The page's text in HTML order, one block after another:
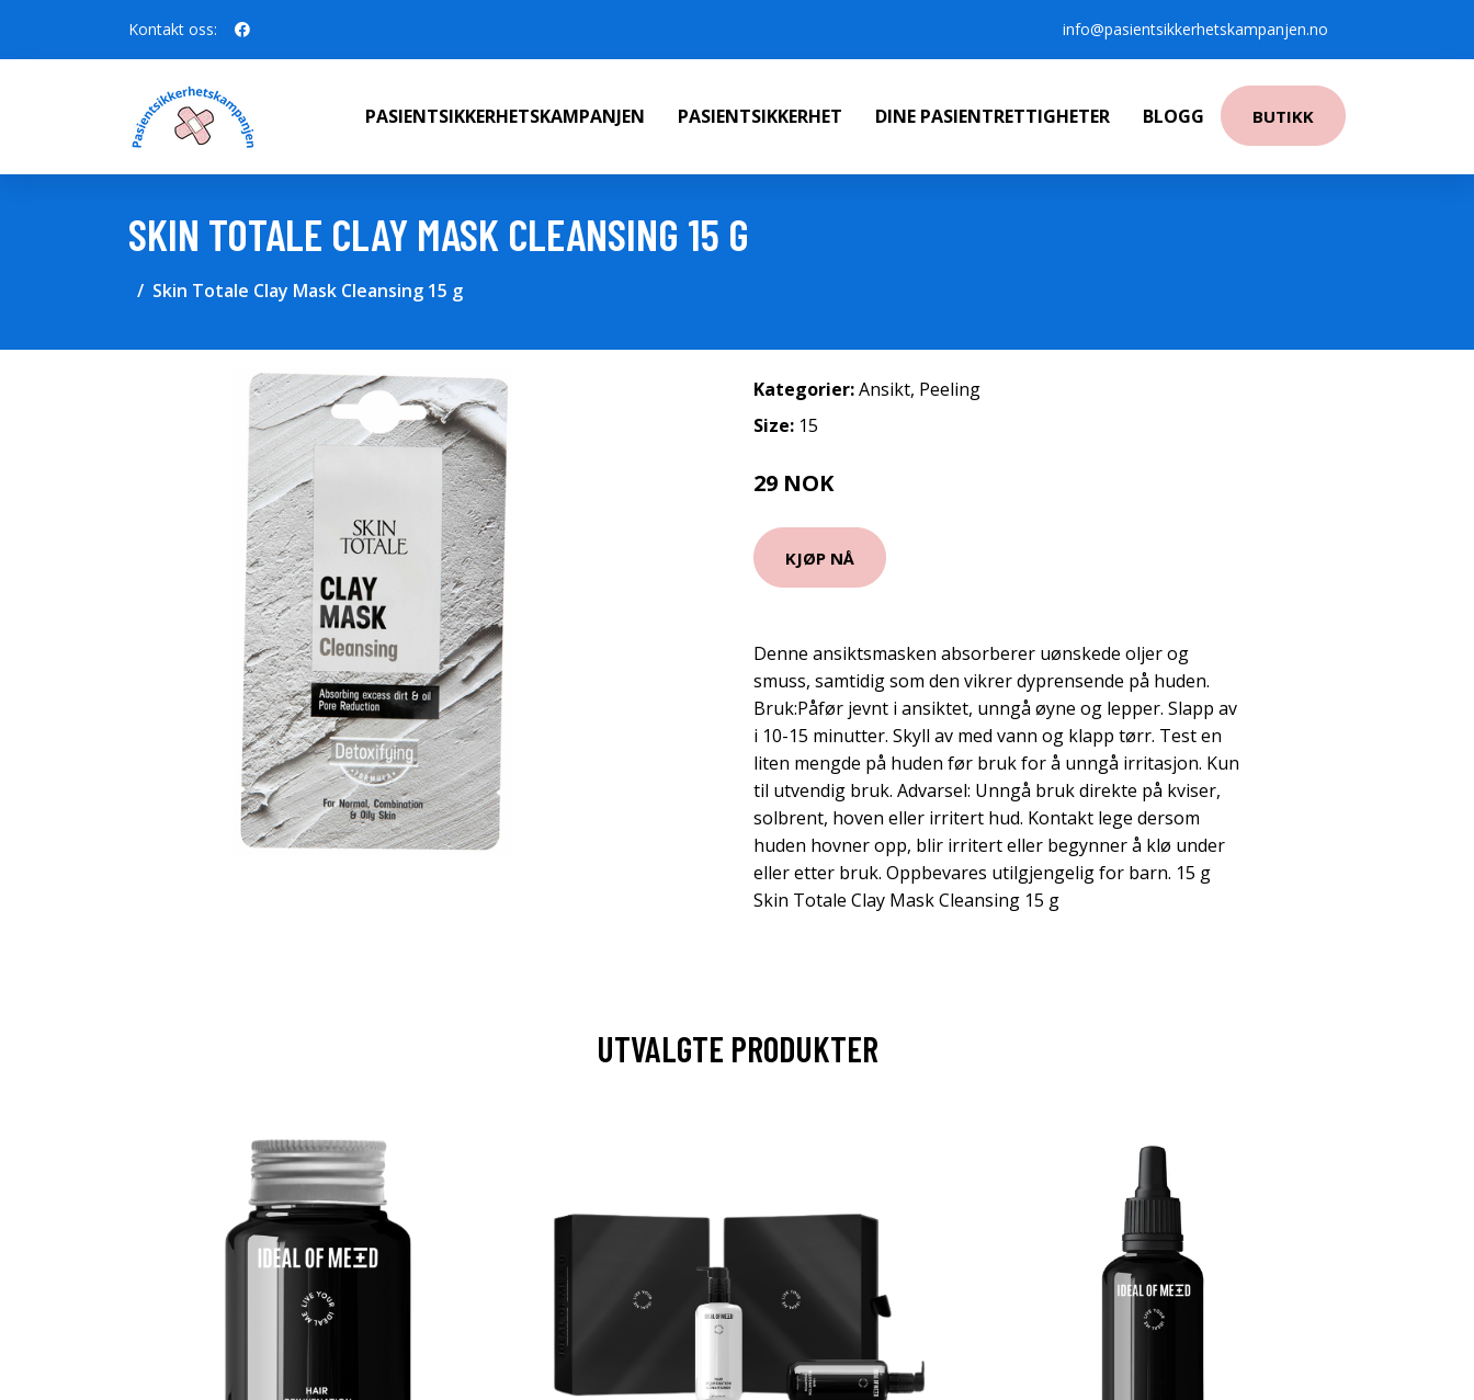
Kontakt oss: info@pasientsikkerhetskampanjen.no
PASIENTSIKKERHETSKAMPANJEN PASIENTSIKKERHET DINE PASIENTRETTIGHETER BLOGG BUTIKK
SKIN TOTALE CLAY MASK CLEANSING 15 G
Skin Totale Clay Mask Cleansing 15 g
Kategorier:Ansikt, Peeling
Size: 15
29 NOK
KJØP NÅ
Denne ansiktsmasken absorberer uønskede oljer og
smuss, samtidig som den vikrer dyprensende på huden.
Bruk:Påfør jevnt i ansiktet, unngå øyne og lepper. Slapp av
i 10-15 minutter. Skyll av med vann og klapp tørr. Test en
liten mengde på huden før bruk for å unngå irritasjon. Kun
til utvendig bruk. Advarsel: Unngå bruk direkte på kviser,
solbrent, hoven eller irritert hud. Kontakt lege dersom
huden hovner opp, blir irritert eller begynner å klø under
eller etter bruk. Oppbevares utilgjengelig for barn. 15 g
Skin Totale Clay Mask Cleansing 15 g
UTVALGTE PRODUKTER